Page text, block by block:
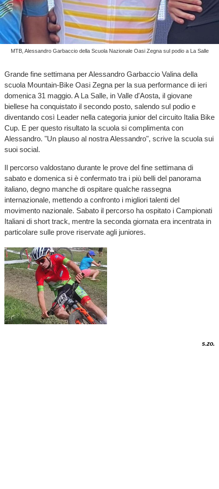
MTB, Alessandro Garbaccio della Scuola Nazionale Oasi Zegna sul podio a La Salle
Grande fine settimana per Alessandro Garbaccio Valina della
scuola Mountain-Bike Oasi Zegna per la sua performance di ieri
domenica 31 maggio. A La Salle, in Valle d'Aosta, il giovane
biellese ha conquistato il secondo posto, salendo sul podio e
diventando così Leader nella categoria junior del circuito Italia Bike
Cup. E per questo risultato la scuola si complimenta con
Alessandro. "Un plauso al nostra Alessandro", scrive la scuola sui
suoi social.
Il percorso valdostano durante le prove del fine settimana di
sabato e domenica si è confermato tra i più belli del panorama
italiano, degno manche di ospitare qualche rassegna
internazionale, mettendo a confronto i migliori talenti del
movimento nazionale. Sabato il percorso ha ospitato i Campionati
Italiani di short track, mentre la seconda giornata era incentrata in
particolare sulle prove riservate agli juniores.
s.zo.